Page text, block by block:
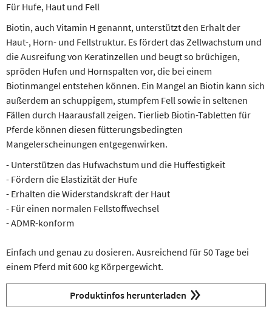
Für Hufe, Haut und Fell
Biotin, auch Vitamin H genannt, unterstützt den Erhalt der
Haut-, Horn- und Fellstruktur. Es fördert das Zellwachstum und
die Ausreifung von Keratinzellen und beugt so brüchigen,
spröden Hufen und Hornspalten vor, die bei einem
Biotinmangel entstehen können. Ein Mangel an Biotin kann sich
außerdem an schuppigem, stumpfem Fell sowie in seltenen
Fällen durch Haarausfall zeigen. Tierlieb Biotin-Tabletten für
Pferde können diesen fütterungsbedingten
Mangelerscheinungen entgegenwirken.
- Unterstützen das Hufwachstum und die Huffestigkeit
- Fördern die Elastizität der Hufe
- Erhalten die Widerstandskraft der Haut
- Für einen normalen Fellstoffwechsel
- ADMR-konform
Einfach und genau zu dosieren. Ausreichend für 50 Tage bei
einem Pferd mit 600 kg Körpergewicht.
Produktinfos herunterladen